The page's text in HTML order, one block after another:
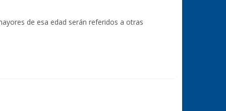
de esa edad serán referidos a otras